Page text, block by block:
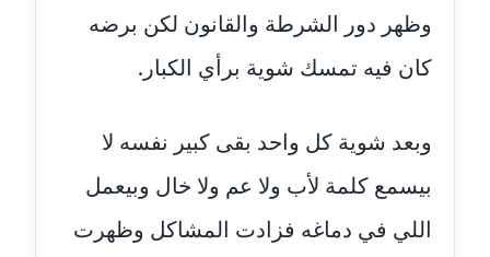
عاملة
مدونة اسلام أبو علم
مدونة اسماء خوجة
عاملة
مدونة أسماء كاشف
وظهر دور الشرطة والقانون لكن برضه
كان فيه تمسك شوية برأي الكبار.
وبعد شوية كل واحد بقى كبير نفسه لا
بيسمع كلمة لأب ولا عم ولا خال وبيعمل
اللي في دماغه فزادت المشاكل وظهرت